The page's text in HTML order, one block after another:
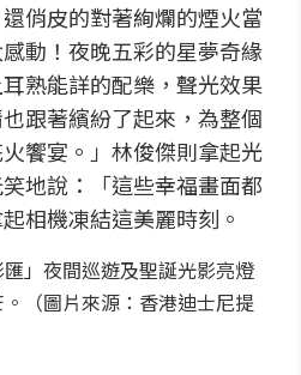
俏皮的對著絢爛的煙火當
動！夜晚五彩的星夢奇緣
熟能詳的配樂，聲光效果
跟著繽紛了起來，為整個
饗宴。」林俊傑則拿起光
地說：「這些幸福畫面都
相機凍結這美麗時刻。
」夜間巡遊及聖誕光影亮燈
（圖片來源：香港迪士尼提